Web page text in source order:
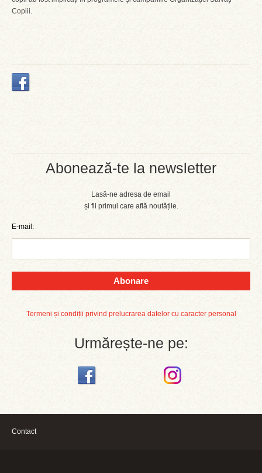
Abonează-te la newsletter
Lasă-ne adresa de email
și fii primul care află noutățile.
E-mail:
Abonare
Termeni și condiții privind prelucrarea datelor cu caracter personal
Urmărește-ne pe:
Copiii.
Contact